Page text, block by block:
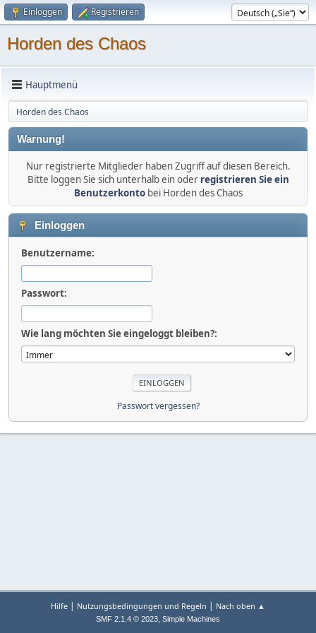
Einloggen Registrieren
Horden des Chaos
Hauptmenü
Horden des Chaos
Warnung!
Nur registrierte Mitglieder haben Zugriff auf diesen Bereich.
Bitte loggen Sie sich unterhalb ein oder registrieren Sie ein
Benutzerkontobei Horden des Chaos
Einloggen
Benutzername:
Passwort:
Wie lang möchten Sie eingeloggt bleiben?:
Passwort vergessen?
Hilfe | Nutzungsbedingungen und Regeln | Nach oben ▲
SMF 2.1.4 © 2023, Simple Machines